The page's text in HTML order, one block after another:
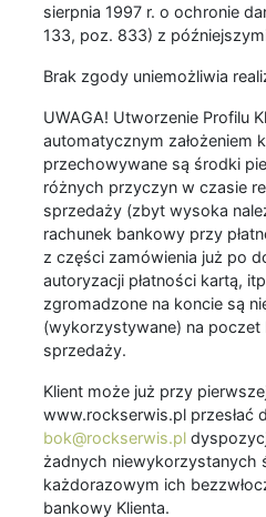
sierpnia 1997 r. o ochronie
133, poz. 833) z
Brak zgody uniemożliwia
UWAGA! Utworzenie Profilu
automatycznym założeniem
przechowywane są środki
różnych przyczyn w czasie
sprzedaży (zbyt wysoka
rachunek bankowy przy
z części zamówienia już po
autoryzacji płatności kartą,
zgromadzone na koncie są
(wykorzystywane) na
sprzedaży.
Klient może już przy
www.rockserwis.pl przesłać
bok@rockserwis.pl
żadnych niewykorzystanych
każdorazowym ich
bankowy Klienta.